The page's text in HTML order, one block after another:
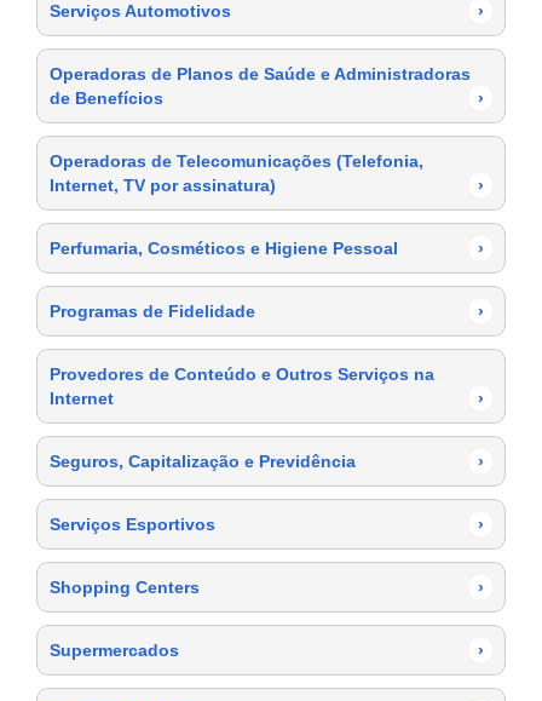
Serviços Automotivos
›
Operadoras de Planos de Saúde e Administradoras
de Benefícios
›
Operadoras de Telecomunicações (Telefonia,
Internet, TV por assinatura)
›
Perfumaria, Cosméticos e Higiene Pessoal ›
Programas de Fidelidade ›
Provedores de Conteúdo e Outros Serviços na
Internet
›
Seguros, Capitalização e Previdência ›
Serviços Esportivos ›
Shopping Centers ›
Supermercados ›